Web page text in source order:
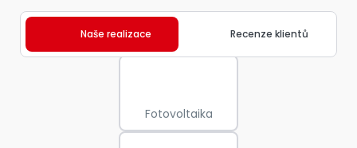
Naše realizace Recenze klientů
Fotovoltaika